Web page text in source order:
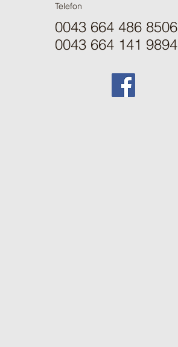
Telefon
0043 664 486 8506
0043 664 141 9894